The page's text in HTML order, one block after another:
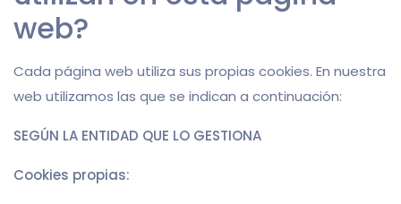
web?
Cada página web utiliza sus propias cookies. En nuestra
web utilizamos las que se indican a continuación:
SEGÚN LA ENTIDAD QUE LO GESTIONA
Cookies propias: